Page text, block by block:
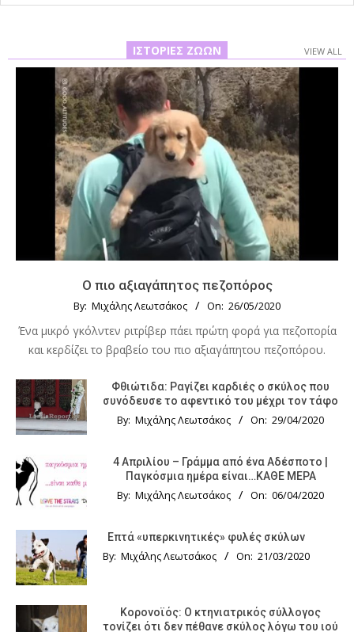
ΙΣΤΟΡΊΕΣ ΖΏΩΝ VIEW ALL
Ο πιο αξιαγάπητος πεζοπόρος
By: Μιχάλης Λεωτσάκος On: 26/05/2020
Ένα μικρό γκόλντεν ριτρίβερ πάει πρώτη φορά για πεζοπορία
και κερδίζει το βραβείο του πιο αξιαγάπητου πεζοπόρου.
Φθιώτιδα: Ραγίζει καρδιές ο σκύλος που
συνόδευσε το αφεντικό του μέχρι τον τάφο
By: Μιχάλης Λεωτσάκος On: 29/04/2020
4 Απριλίου – Γράμμα από ένα Αδέσποτο |
Παγκόσμια ημέρα είναι…ΚΑΘΕ ΜΕΡΑ
By: Μιχάλης Λεωτσάκος On: 06/04/2020
Επτά «υπερκινητικές» φυλές σκύλων
By: Μιχάλης Λεωτσάκος On: 21/03/2020
Κορονοϊός: Ο κτηνιατρικός σύλλογος
τονίζει ότι δεν πέθανε σκύλος λόγω του ιού